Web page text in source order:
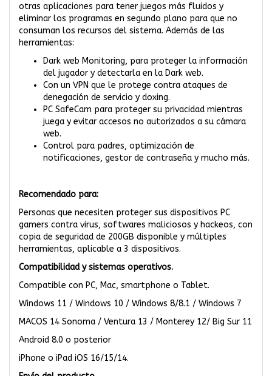
otras aplicaciones para tener juegos más fluidos y
eliminar los programas en segundo plano para que no
consuman los recursos del sistema. Además de las
herramientas:
Dark web Monitoring, para proteger la información
del jugador y detectarla en la Dark web.
Con un VPN que le protege contra ataques de
denegación de servicio y doxing.
PC SafeCam para proteger su privacidad mientras
juega y evitar accesos no autorizados a su cámara
web.
Control para padres, optimización de
notificaciones, gestor de contraseña y mucho más.
Recomendado para:
Personas que necesiten proteger sus dispositivos PC
gamers contra virus, softwares maliciosos y hackeos, con
copia de seguridad de 200GB disponible y múltiples
herramientas, aplicable a 3 dispositivos.
Compatibilidad y sistemas operativos.
Compatible con PC, Mac, smartphone o Tablet.
Windows 11 / Windows 10 / Windows 8/8.1 / Windows 7
MACOS 14 Sonoma / Ventura 13 / Monterey 12/ Big Sur 11
Android 8.0 o posterior
iPhone o iPad iOS 16/15/14.